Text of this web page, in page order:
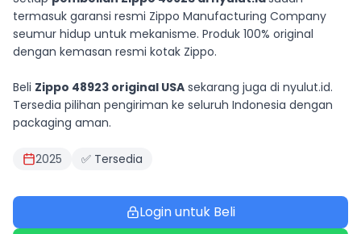
termasuk garansi resmi Zippo Manufacturing Company
seumur hidup untuk mekanisme. Produk 100% original
dengan kemasan resmi kotak Zippo.
Beli Zippo 48923 original USA sekarang juga di nyulut.id.
Tersedia pilihan pengiriman ke seluruh Indonesia dengan
packaging aman.
2025 ✅ Tersedia
Login untuk Beli